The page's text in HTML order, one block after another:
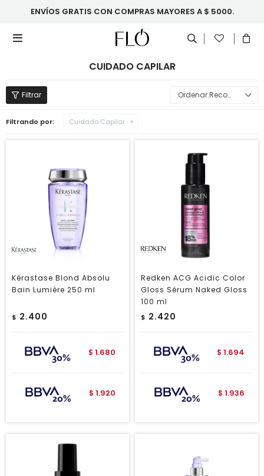
ENVÍOS GRATIS CON COMPRAS MAYORES A $ 5000.

CUIDADO CAPILAR
Recomendados
Filtrando por: Cuidado Capilar
Kérastase Blond Absolu
Bain Lumière 250 ml
$ 2.400
$ 1.680
$ 1.920
Redken ACG Acidic Color
Gloss Sérum Naked Gloss
100 ml
$ 2.420
$ 1.694
$ 1.936